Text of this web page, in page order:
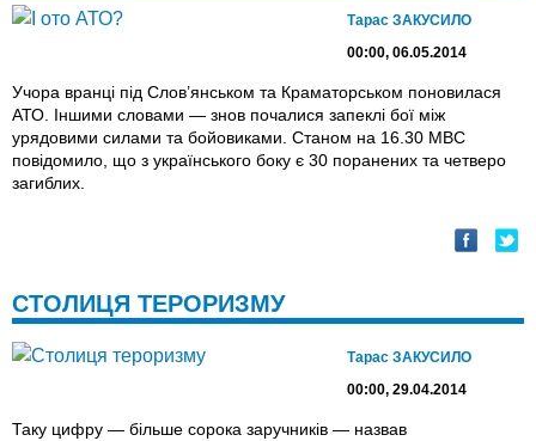
Тарас ЗАКУСИЛО
00:00, 06.05.2014
Учора вранці під Слов’янськом та Краматорськом поновилася
АТО. Іншими словами — знов почалися запеклі бої між
урядовими силами та бойовиками. Станом на 16.30 МВС
повідомило, що з українського боку є 30 поранених та четверо
загиблих.
СТОЛИЦЯ ТЕРОРИЗМУ
Тарас ЗАКУСИЛО
00:00, 29.04.2014
Таку цифру — більше сорока заручників — назвав